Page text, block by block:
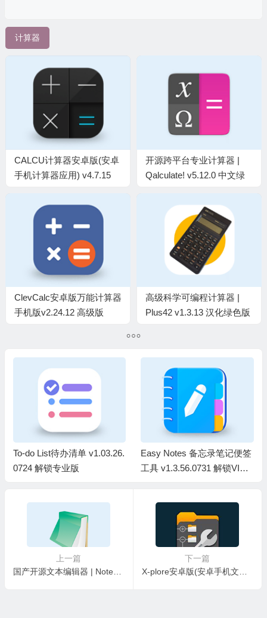
计算器
CALCU计算器安卓版(安卓
手机计算器应用) v4.7.15
开源跨平台专业计算器 |
Qalculate! v5.12.0 中文绿
ClevCalc安卓版万能计算器
手机版v2.24.12 高级版
高级科学可编程计算器 |
Plus42 v1.3.13 汉化绿色版
To-do List待办清单 v1.03.26.
0724 解锁专业版
Easy Notes 备忘录笔记便签
工具 v1.3.56.0731 解锁VIP
上一篇
下一篇